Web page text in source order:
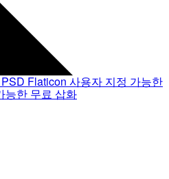
Flaticon 사용자 지정 가능한
능한 무료 삽화